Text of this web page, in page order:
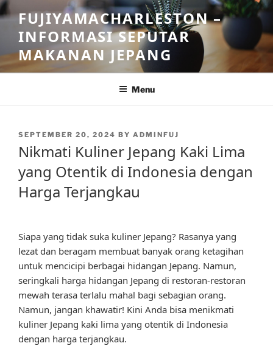
Skip
to
content
FUJIYAMACHARLESTON –
INFORMASI SEPUTAR
MAKANAN JEPANG
Menu
POSTED
SEPTEMBER 20, 2024 BY ADMINFUJ
Nikmati Kuliner Jepang Kaki Lima
yang Otentik di Indonesia dengan
Harga Terjangkau
Siapa yang tidak suka kuliner Jepang? Rasanya yang
lezat dan beragam membuat banyak orang ketagihan
untuk mencicipi berbagai hidangan Jepang. Namun,
seringkali harga hidangan Jepang di restoran-restoran
mewah terasa terlalu mahal bagi sebagian orang.
Namun, jangan khawatir! Kini Anda bisa menikmati
kuliner Jepang kaki lima yang otentik di Indonesia
dengan harga terjangkau.